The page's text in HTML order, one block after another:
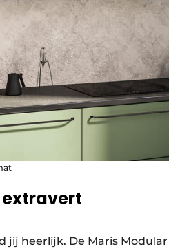
extravert
jij heerlijk. De Maris